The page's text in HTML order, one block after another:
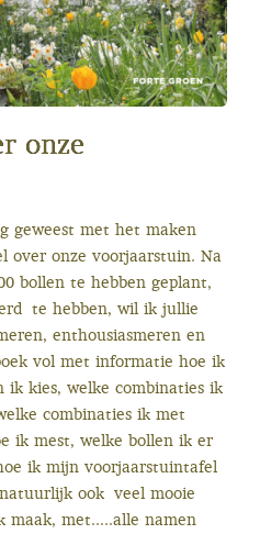
onze
geweest met het maken
over onze voorjaarstuin. Na
bollen te hebben geplant,
te hebben, wil ik jullie
enthousiasmeren en
vol met informatie hoe ik
ik kies, welke combinaties ik
combinaties ik met
ik mest, welke bollen ik er
ik mijn voorjaarstuintafel
ook veel mooie
maak, met.....alle namen